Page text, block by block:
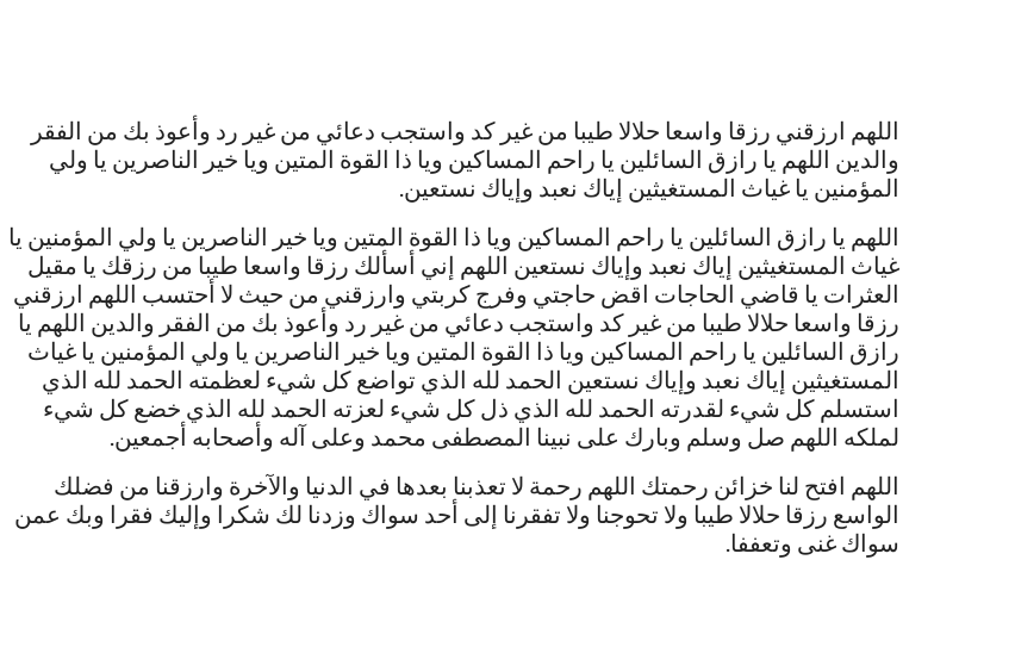
اللهم ارزقني رزقا واسعا حلالا طيبا من غير كد واستجب دعائي من غير رد وأعوذ بك من الفقر
والدين اللهم يا رازق السائلين يا راحم المساكين ويا ذا القوة المتين ويا خير الناصرين يا ولي
المؤمنين يا غياث المستغيثين إياك نعبد وإياك نستعين.
اللهم يا رازق السائلين يا راحم المساكين ويا ذا القوة المتين ويا خير الناصرين يا ولي المؤمنين يا
غياث المستغيثين إياك نعبد وإياك نستعين اللهم إني أسألك رزقا واسعا طيبا من رزقك يا مقيل
العثرات يا قاضي الحاجات اقض حاجتي وفرج كربتي وارزقني من حيث لا أحتسب اللهم ارزقني
رزقا واسعا حلالا طيبا من غير كد واستجب دعائي من غير رد وأعوذ بك من الفقر والدين اللهم يا
رازق السائلين يا راحم المساكين ويا ذا القوة المتين ويا خير الناصرين يا ولي المؤمنين يا غياث
المستغيثين إياك نعبد وإياك نستعين الحمد لله الذي تواضع كل شيء لعظمته الحمد لله الذي
استسلم كل شيء لقدرته الحمد لله الذي ذل كل شيء لعزته الحمد لله الذي خضع كل شيء
لملكه اللهم صل وسلم وبارك على نبينا المصطفى محمد وعلى آله وأصحابه أجمعين.
اللهم افتح لنا خزائن رحمتك اللهم رحمة لا تعذبنا بعدها في الدنيا والآخرة وارزقنا من فضلك
الواسع رزقا حلالا طيبا ولا تحوجنا ولا تفقرنا إلى أحد سواك وزدنا لك شكرا وإليك فقرا وبك عمن
سواك غنى وتعففا.